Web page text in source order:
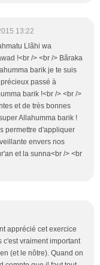
13:22
Llãhi wa
!<br /> <br /> Bãraka
barik je te suis
passé à
barik !<br /> <br />
et de très bonnes
Allahumma barik !
permettre d'appliquer
envers nos
et la sunna<br /> <br
apprécié cet exercice
vraiment important
(et le nôtre). Quand on